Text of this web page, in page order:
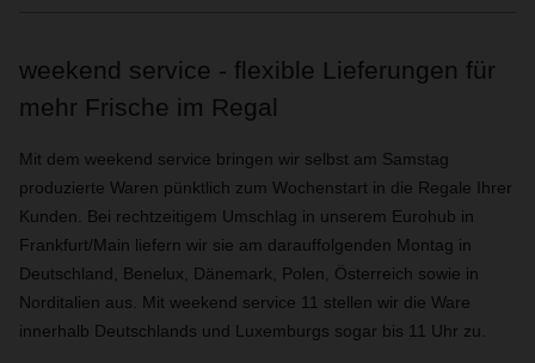
weekend service - flexible Lieferungen für
mehr Frische im Regal
Mit dem weekend service bringen wir selbst am Samstag
produzierte Waren pünktlich zum Wochenstart in die Regale Ihrer
Kunden. Bei rechtzeitigem Umschlag in unserem Eurohub in
Frankfurt/Main liefern wir sie am darauffolgenden Montag in
Deutschland, Benelux, Dänemark, Polen, Österreich sowie in
Norditalien aus. Mit weekend service 11 stellen wir die Ware
innerhalb Deutschlands und Luxemburgs sogar bis 11 Uhr zu.